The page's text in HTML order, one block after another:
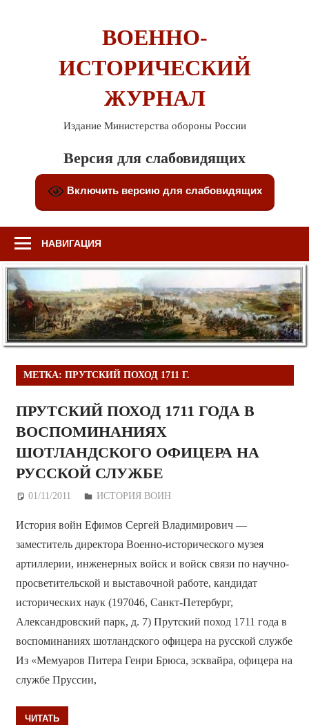
ВОЕННО-
ИСТОРИЧЕСКИЙ
ЖУРНАЛ
Издание Министерства обороны России
Версия для слабовидящих
Включить версию для слабовидящих
НАВИГАЦИЯ
МЕТКА: ПРУТСКИЙ ПОХОД 1711 Г.
ПРУТСКИЙ ПОХОД 1711 ГОДА В
ВОСПОМИНАНИЯХ
ШОТЛАНДСКОГО ОФИЦЕРА НА
РУССКОЙ СЛУЖБЕ
01/11/2011 Дежурный по Редакции
ИСТОРИЯ ВОИН
История войн Ефимов Сергей Владимирович —
заместитель директора Военно-исторического музея
артиллерии, инженерных войск и войск связи по научно-
просветительской и выставочной работе, кандидат
исторических наук (197046, Санкт-Петербург,
Александровский парк, д. 7) Прутский поход 1711 года в
воспоминаниях шотландского офицера на русской службе
Из «Мемуаров Питера Генри Брюса, эсквайра, офицера на
службе Пруссии,
ЧИТАТЬ